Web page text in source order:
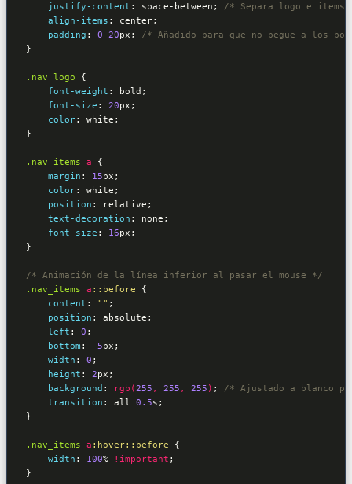
justify-content : space-between ; /* Separa logo e items
align-items : center;
padding : 0 20px ; /* Añadido para que no pegue a los
}
.nav_logo
{
font-weight : bold ;
font-size : 20px ;
color: white
}
.nav_items a
{
margin : 15px ;
color: white ;
position : relative ;
text-decoration : none ;
font-size : 16px
}
/* Animación de la línea inferior al pasar el mouse */
.nav_items a ::before
{
content : "" ;
position : absolute ;
left : 0 ;
bottom : -5px ;
width : 0 ;
height : 2px ;
background : rgb(255 , 255 , 255 ) ; /* Ajustado a blanco
transition : all 0.5s
}
.nav_items a :hover::before
{
width : 100% !important
}